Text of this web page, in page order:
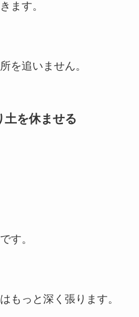
ます。
を追いません。
土を休ませる
す。
もっと深く張ります。